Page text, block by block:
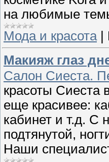
на любимые
Мода и красота|
Макияж глаз
Салон Сиеста.
красоты Сиеста
еще красивее:
кабинет и т.д. С
подтянутой,
Наши